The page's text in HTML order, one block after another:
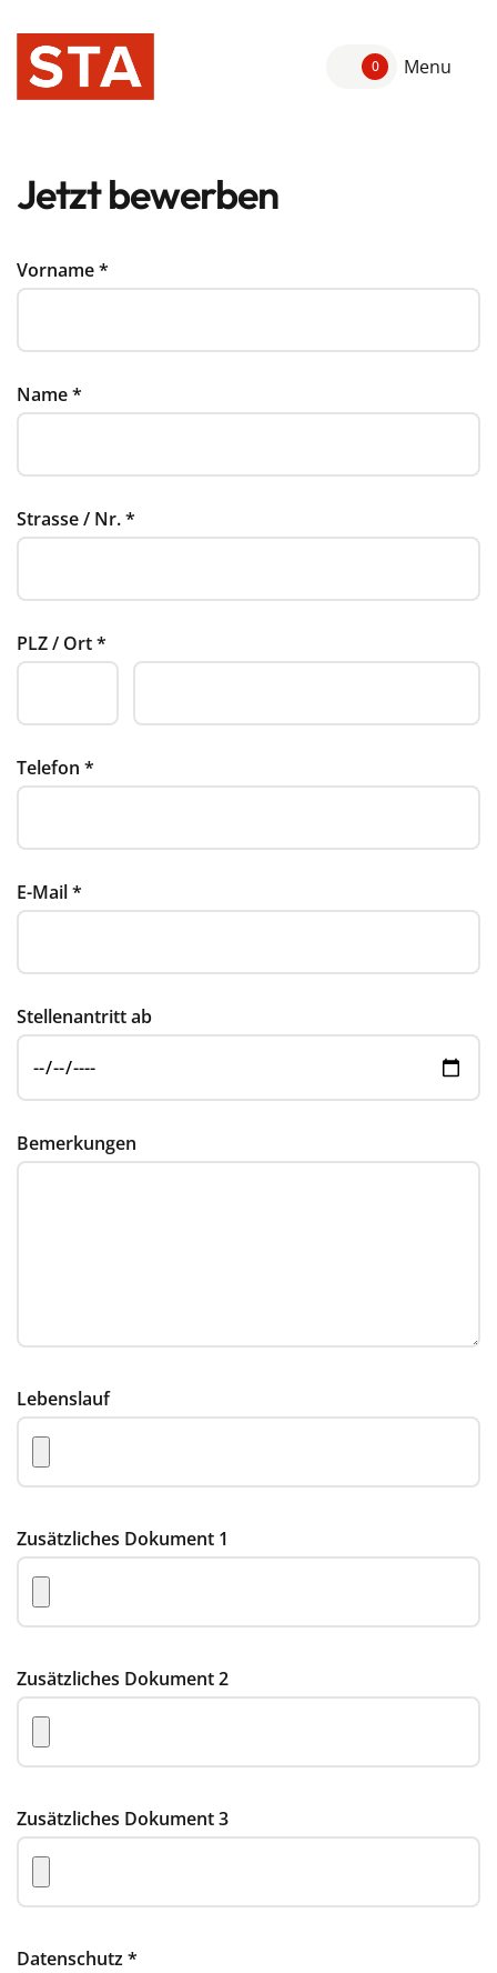
0 Menu
Jetzt bewerben
Vorname*
Name*
Strasse / Nr.*
PLZ / Ort*
Telefon *
E-Mail*
Stellenantritt ab
Bemerkungen
Lebenslauf
Zusätzliches Dokument 1
Zusätzliches Dokument 2
Zusätzliches Dokument 3
Datenschutz*